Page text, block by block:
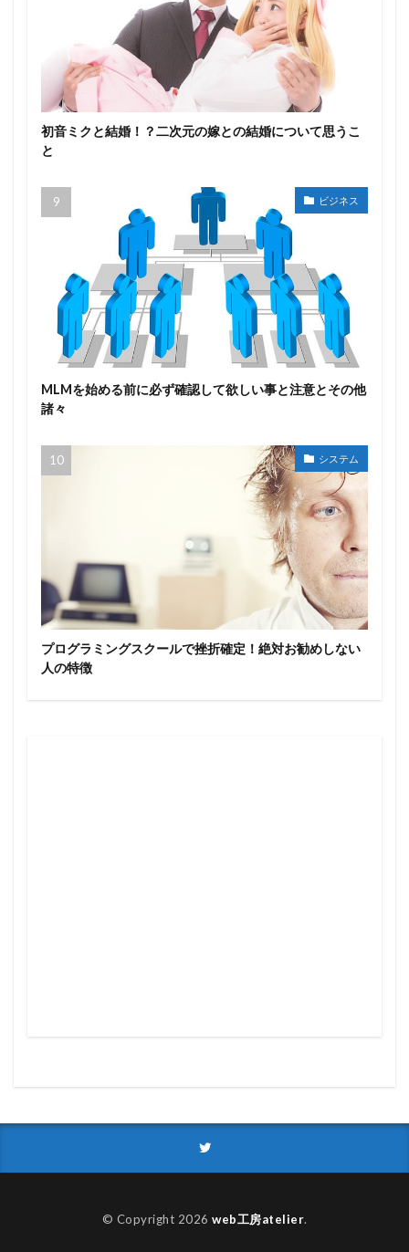
初音ミクと結婚！？二次元の嫁との結婚について思うこ
と
ビジネス
MLMを始める前に必ず確認して欲しい事と注意とその他
諸々
システム
プログラミングスクールで挫折確定！絶対お勧めしない
人の特徴
© Copyright 2026 web工房atelier.